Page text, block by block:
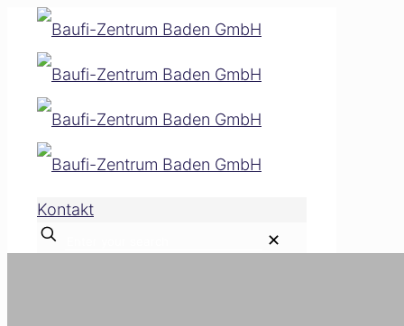
Kontakt
✕